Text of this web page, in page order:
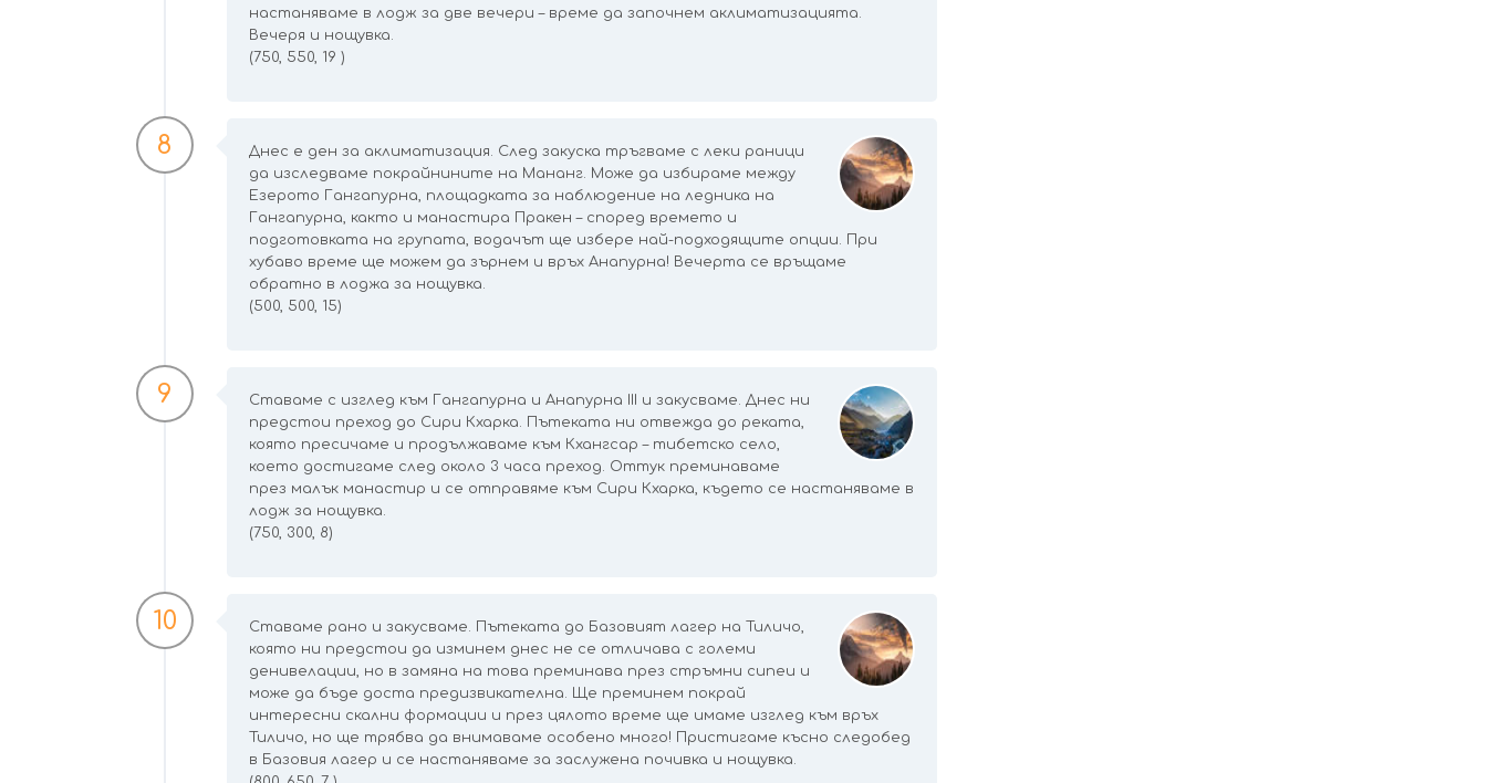
настаняваме в лодж за две вечери – време да започнем аклиматизацията.
Вечеря и нощувка.
(750, 550, 19 )
8
Днес е ден за аклиматизация. След закуска тръгваме с леки раници
да изследваме покрайнините на Мананг. Може да избираме между
Езерото Гангапурна, площадката за наблюдение на ледника на
Гангапурна, както и манастира Пракен – според времето и
подготовката на групата, водачът ще избере най-подходящите опции. При
хубаво време ще можем да зърнем и връх Анапурна! Вечерта се връщаме
обратно в лоджа за нощувка.
(500, 500, 15)
9
Ставаме с изглед към Гангапурна и Анапурна III и закусваме. Днес ни
предстои преход до Сири Кхарка. Пътеката ни отвежда до реката,
която пресичаме и продължаваме към Кхангсар – тибетско село,
което достигаме след около 3 часа преход. Оттук преминаваме
през малък манастир и се отправяме към Сири Кхарка, където се настаняваме в
лодж за нощувка.
(750, 300, 8)
10
Ставаме рано и закусваме. Пътеката до Базовият лагер на Тиличо,
която ни предстои да изминем днес не се отличава с големи
денивелации, но в замяна на това преминава през стръмни сипеи и
може да бъде доста предизвикателна. Ще преминем покрай
интересни скални формации и през цялото време ще имаме изглед към връх
Тиличо, но ще трябва да внимаваме особено много! Пристигаме късно следобед
в Базовия лагер и се настаняваме за заслужена почивка и нощувка.